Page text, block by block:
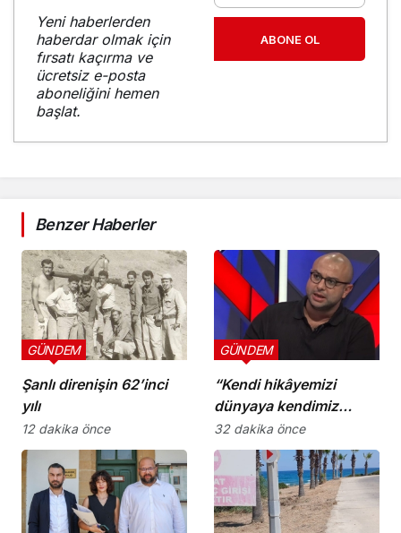
Yeni haberlerden
haberdar olmak için
fırsatı kaçırma ve
ücretsiz e-posta
aboneliğini hemen
başlat.
ABONE OL
Benzer Haberler
Şanlı direnişin 62’inci
yılı
GÜNDEM
12 dakika önce
“Kendi hikâyemizi
dünyaya kendimiz
anlatmalıyız”
GÜNDEM
32 dakika önce